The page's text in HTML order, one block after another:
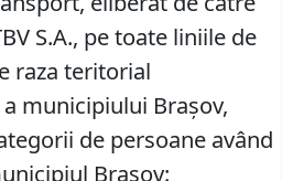
S.A., pe toate liniile de
raza teritorial
municipiului Braşov,
de persoane având
Braşov: